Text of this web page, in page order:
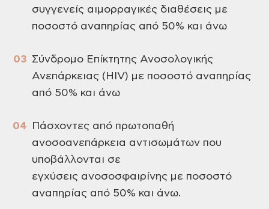
συγγενείς αιµορραγικές διαθέσεις με
ποσοστό αναπηρίας από 50% και άνω
Σύνδροµο Επίκτητης Ανοσολογικής
Ανεπάρκειας (HIV) µε ποσοστό αναπηρίας
από 50% και άνω
Πάσχοντες από πρωτοπαθή
ανοσοανεπάρκεια αντισωμάτων που
υποβάλλονται σε
εγχύσεις ανοσοσφαιρίνης µε ποσοστό
αναπηρίας από 50% και άνω.